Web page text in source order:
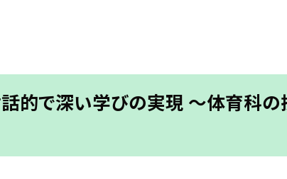
的で深い学びの実現 〜体育科